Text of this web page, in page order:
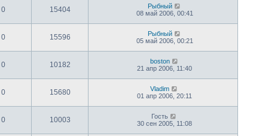
0 15404
Рыбный
08 май 2006, 00:41
0 15596
Рыбный
05 май 2006, 00:21
0 10182
boston
21 апр 2006, 11:40
0 15680
Vladim
01 апр 2006, 20:11
0 10003
Гость
30 сен 2005, 11:08